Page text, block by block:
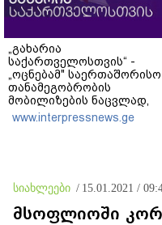
„გახარია
საქართველოსთვის“ -
„ოცნებამ" საერთაშორისო
თანამეგობრობის
მობილიზების ნაცვლად,
საკუთარი ქვეყნის
დადანაშაულება არჩია -
www.interpressnews.ge
სიახლეები / 15.01.2021 /
მსოფლიოში